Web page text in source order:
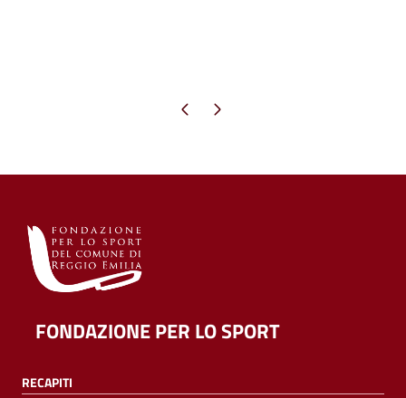
Pagina precedente
Pagina successiva
FONDAZIONE PER LO SPORT
RECAPITI